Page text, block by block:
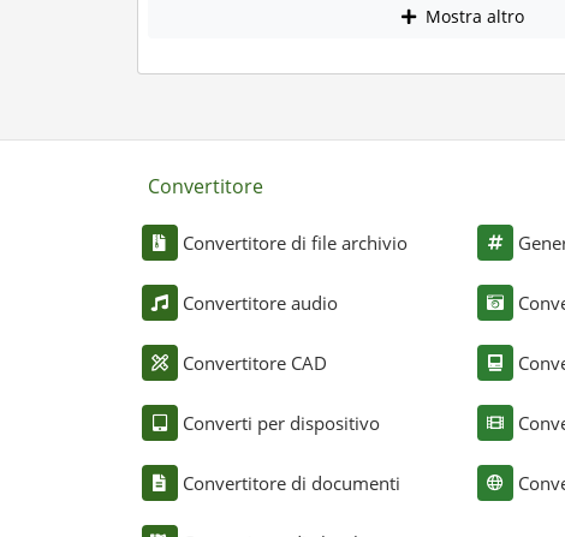
Mostra altro
Convertitore
Convertitore di file archivio
Convertitore audio
Convertitore CAD
Converti per dispositivo
Convertitore di documenti